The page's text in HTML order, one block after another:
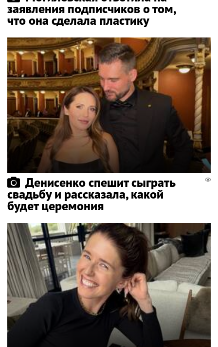
заявления подписчиков о том,
что она сделала пластику
Денисенко спешит сыграть
свадьбу и рассказала, какой
будет церемония